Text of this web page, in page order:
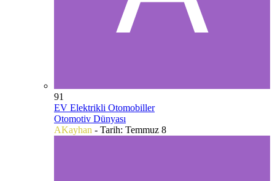
91
EV Elektrikli Otomobiller
Otomotiv Dünyası
AKayhan - Tarih: Temmuz 8